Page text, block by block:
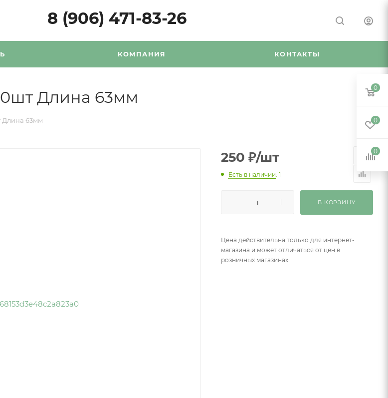
8 (906) 471-83-26
КОМПАНИЯ КОНТАКТЫ
Длина 63мм
Длина 63мм
250 ₽/шт
Есть в наличии: 1
В КОРЗИНУ
Цена действительна только для интернет-
магазина и может отличаться от цен в
розничных магазинах
0
0
0